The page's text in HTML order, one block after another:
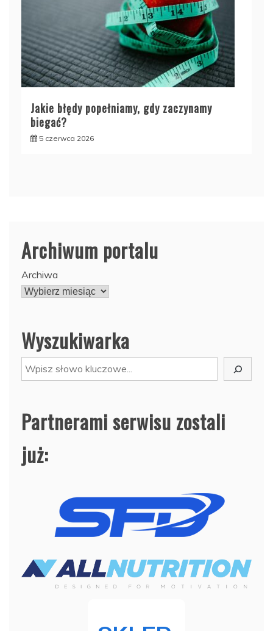
Jakie błędy popełniamy, gdy zaczynamy
biegać?
5 czerwca 2026
Archiwum portalu
Archiwa
Wyszukiwarka
Szukaj
Partnerami serwisu zostali
już: